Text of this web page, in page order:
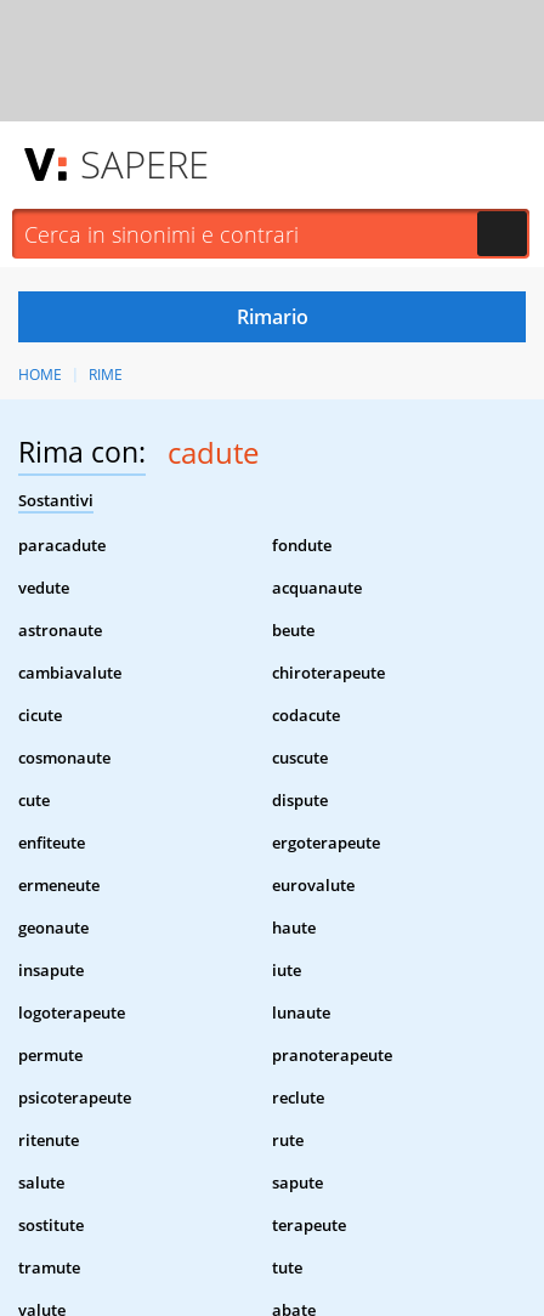
SAPERE
HOME RIME
Rima con: cadute
Sostantivi
paracadute
fondute
vedute
acquanaute
astronaute
beute
cambiavalute
chiroterapeute
cicute
codacute
cosmonaute
cuscute
cute
dispute
enfiteute
ergoterapeute
ermeneute
eurovalute
geonaute
haute
insapute
iute
logoterapeute
lunaute
permute
pranoterapeute
psicoterapeute
reclute
ritenute
rute
salute
sapute
sostitute
terapeute
tramute
tute
valute
abate